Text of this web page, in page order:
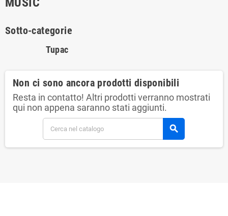
Sotto-categorie
Tupac
Non ci sono ancora prodotti disponibili
Resta in contatto! Altri prodotti verranno mostrati
qui non appena saranno stati aggiunti.
search